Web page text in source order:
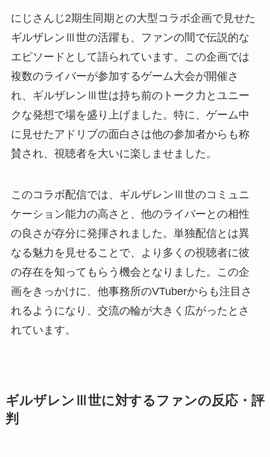
にじさんじ2期生同期との大型コラボ企画で見せた
ギルザレンⅢ世の活躍も、ファンの間で伝説的な
エピソードとして語られています。この企画では
複数のライバーが参加するゲーム大会が開催さ
れ、ギルザレンⅢ世は持ち前のトーク力とユニー
クな発想で場を盛り上げました。特に、ゲーム中
に見せたアドリブの面白さは他の参加者からも称
賛され、視聴者を大いに楽しませました。
このコラボ配信では、ギルザレンⅢ世のコミュニ
ケーション能力の高さと、他のライバーとの相性
の良さが存分に発揮されました。単独配信とは異
なる魅力を見せることで、より多くの視聴者に彼
の存在を知ってもらう機会となりました。この企
画をきっかけに、他事務所のVTuberからも注目さ
れるようになり、交流の輪が大きく広がったとさ
れています。
ギルザレンⅢ世に対するファンの反応・評
判